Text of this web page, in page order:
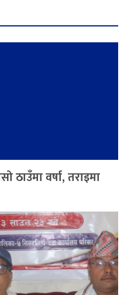
ठाउँमा वर्षा, तराइमा